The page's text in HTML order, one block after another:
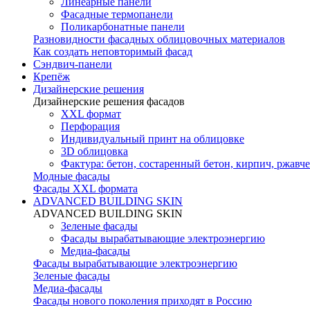
Фасадные термопанели
Поликарбонатные панели
Разновидности фасадных облицовочных материалов
Как создать неповторимый фасад
Сэндвич-панели
Крепёж
Дизайнерские решения
Дизайнерские решения фасадов
XXL формат
Перфорация
Индивидуальный принт на облицовке
3D облицовка
Фактура: бетон, состаренный бетон, кирпич,
Модные фасады
Фасады XXL формата
ADVANCED BUILDING SKIN
ADVANCED BUILDING SKIN
Зеленые фасады
Фасады вырабатывающие электроэнергию
Медиа-фасады
Фасады вырабатывающие электроэнергию
Зеленые фасады
Медиа-фасады
Фасады нового поколения приходят в Россию